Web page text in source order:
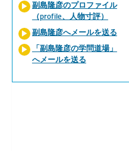
副島隆彦のプロファイル
（profile、人物寸評）
副島隆彦へメールを送る
「副島隆彦の学問道場」
へメールを送る